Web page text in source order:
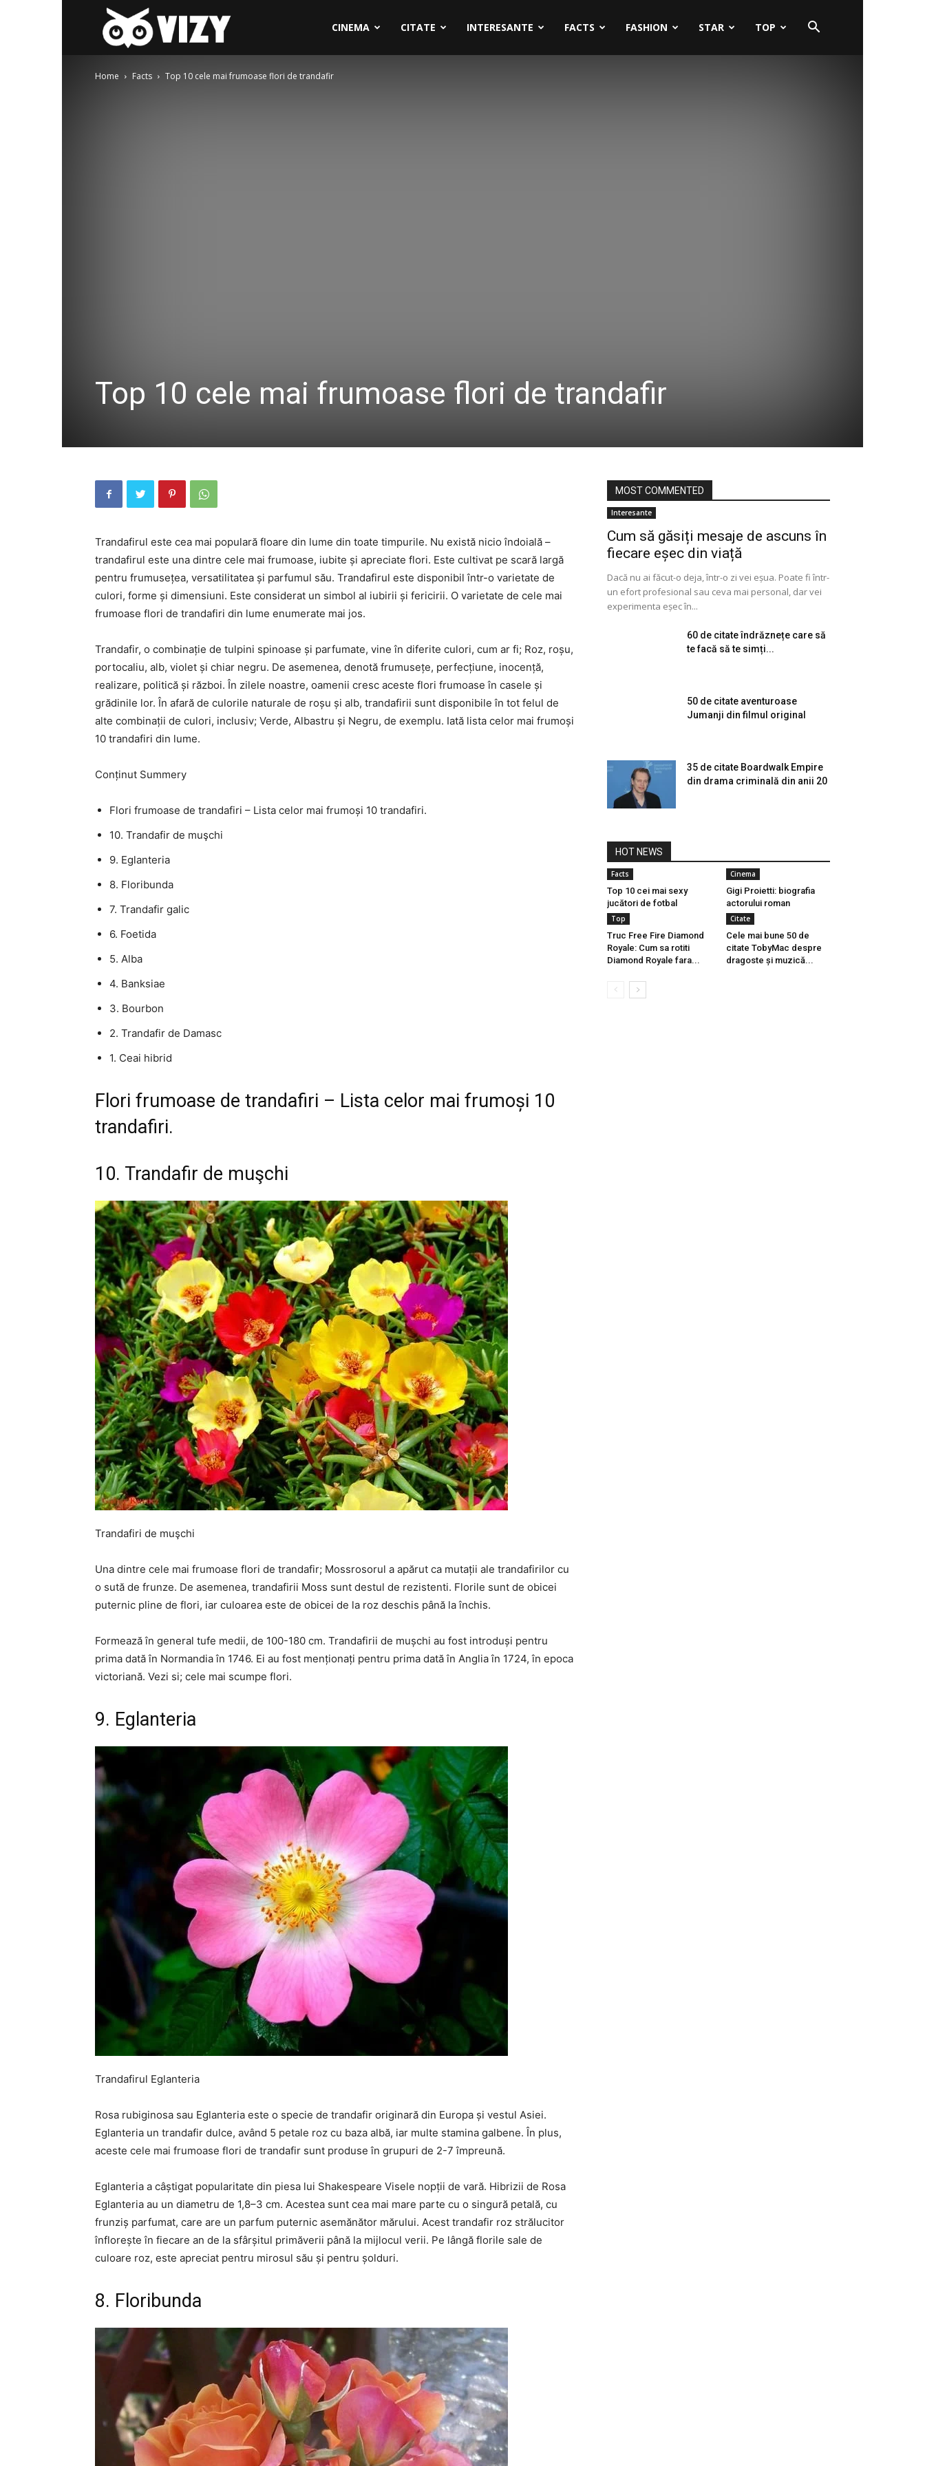
fest
CINEMA CITATE INTERESANTE FACTS FASHION STAR TOP
Home Facts Top 10 cele mai frumoase flori de trandafir
Top 10 cele mai frumoase flori de trandafir
Trandafirul este cea mai populară floare din lume din toate timpurile. Nu există nicio îndoială –
trandafirul este una dintre cele mai frumoase, iubite și apreciate flori. Este cultivat pe scară largă
pentru frumusețea, versatilitatea și parfumul său. Trandafirul este disponibil într-o varietate de
culori, forme și dimensiuni. Este considerat un simbol al iubirii și fericirii. O varietate de cele mai
frumoase flori de trandafiri din lume enumerate mai jos.
Trandafir, o combinație de tulpini spinoase și parfumate, vine în diferite culori, cum ar fi; Roz, roșu,
portocaliu, alb, violet și chiar negru. De asemenea, denotă frumusețe, perfecțiune, inocență,
realizare, politică și război. În zilele noastre, oamenii cresc aceste flori frumoase în casele și
grădinile lor. În afară de culorile naturale de roșu și alb, trandafirii sunt disponibile în tot felul de
alte combinații de culori, inclusiv; Verde, Albastru și Negru, de exemplu. Iată lista celor mai frumoși
10 trandafiri din lume.
Conținut Summery
Flori frumoase de trandafiri – Lista celor mai frumoși 10 trandafiri.
10. Trandafir de muşchi
9. Eglanteria
8. Floribunda
7. Trandafir galic
6. Foetida
5. Alba
4. Banksiae
3. Bourbon
2. Trandafir de Damasc
1. Ceai hibrid
Flori frumoase de trandafiri – Lista celor mai frumoși 10
trandafiri.
10. Trandafir de muşchi
Trandafiri de muşchi
Una dintre cele mai frumoase flori de trandafir; Mossrosorul a apărut ca mutații ale trandafirilor cu
o sută de frunze. De asemenea, trandafirii Moss sunt destul de rezistenti. Florile sunt de obicei
puternic pline de flori, iar culoarea este de obicei de la roz deschis până la închis.
Formează în general tufe medii, de 100-180 cm. Trandafirii de mușchi au fost introduși pentru
prima dată în Normandia în 1746. Ei au fost menționați pentru prima dată în Anglia în 1724, în epoca
victoriană. Vezi si; cele mai scumpe flori.
9. Eglanteria
Trandafirul Eglanteria
Rosa rubiginosa sau Eglanteria este o specie de trandafir originară din Europa și vestul Asiei.
Eglanteria un trandafir dulce, având 5 petale roz cu baza albă, iar multe stamina galbene. În plus,
aceste cele mai frumoase flori de trandafir sunt produse în grupuri de 2-7 împreună.
Eglanteria a câștigat popularitate din piesa lui Shakespeare Visele nopții de vară. Hibrizii de Rosa
Eglanteria au un diametru de 1,8–3 cm. Acestea sunt cea mai mare parte cu o singură petală, cu
frunziș parfumat, care are un parfum puternic asemănător mărului. Acest trandafir roz strălucitor
înflorește în fiecare an de la sfârșitul primăverii până la mijlocul verii. Pe lângă florile sale de
culoare roz, este apreciat pentru mirosul său și pentru șolduri.
8. Floribunda
MOST COMMENTED
Interesante
Cum să găsiți mesaje de ascuns în
fiecare eșec din viață
Dacă nu ai făcut-o deja, într-o zi vei eșua. Poate fi într-
un efort profesional sau ceva mai personal, dar vei
experimenta eșec în...
60 de citate îndrăznețe care să
te facă să te simți...
50 de citate aventuroase
Jumanji din filmul original
35 de citate Boardwalk Empire
din drama criminală din anii 20
HOT NEWS
Facts
Top 10 cei mai sexy
jucători de fotbal
Cinema
Gigi Proietti: biografia
actorului roman
Top
Truc Free Fire Diamond
Royale: Cum sa rotiti
Diamond Royale fara...
Citate
Cele mai bune 50 de
citate TobyMac despre
dragoste și muzică...